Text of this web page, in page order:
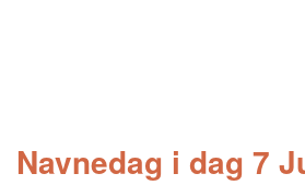
Navnedag i dag 7